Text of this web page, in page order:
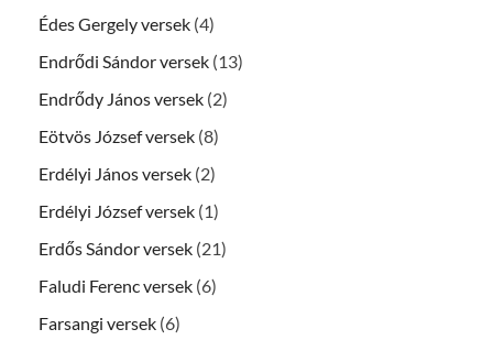
Édes Gergely versek (4)
Endrődi Sándor versek (13)
Endrődy János versek (2)
Eötvös József versek (8)
Erdélyi János versek (2)
Erdélyi József versek (1)
Erdős Sándor versek (21)
Faludi Ferenc versek (6)
Farsangi versek (6)